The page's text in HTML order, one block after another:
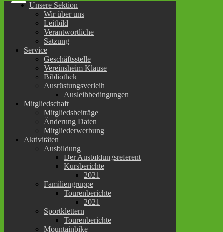
Unsere Sektion
Wir über uns
Leitbild
Verantwortliche
Satzung
Service
Geschäftsstelle
Vereinsheim Klause
Bibliothek
Ausrüstungsverleih
Ausleihbedingungen
Mitgliedschaft
Mitgliedsbeiträge
Änderung Daten
Mitgliederwerbung
Aktivitäten
Ausbildung
Der Ausbildungsreferent
Kursberichte
2021
Familiengruppe
Tourenberichte
2021
Sportklettern
Tourenberichte
Mountainbike